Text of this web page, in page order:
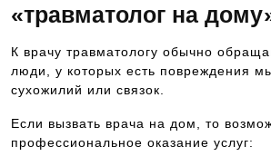
«травматолог на
К врачу травматологу обычно
люди, у которых есть повреждения
сухожилий или связок.
Если вызвать врача на дом, то
профессиональное оказание услуг: